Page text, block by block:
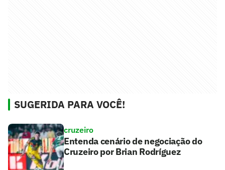
SUGERIDA PARA VOCÊ!
cruzeiro
Entenda cenário de negociação do
Cruzeiro por Brian Rodríguez